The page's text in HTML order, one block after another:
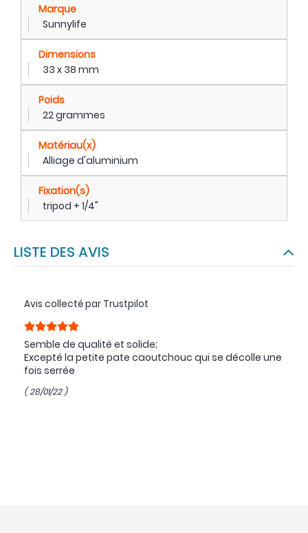
Marque
Sunnylife
Dimensions
33 x 38 mm
Poids
22 grammes
Matériau(x)
Alliage d'aluminium
Fixation(s)
tripod + 1/4"
LISTE DES AVIS
Avis collecté par Trustpilot
Semble de qualité et solide;
Excepté la petite pate caoutchouc qui se décolle une
fois serrée
( 28/01/22 )